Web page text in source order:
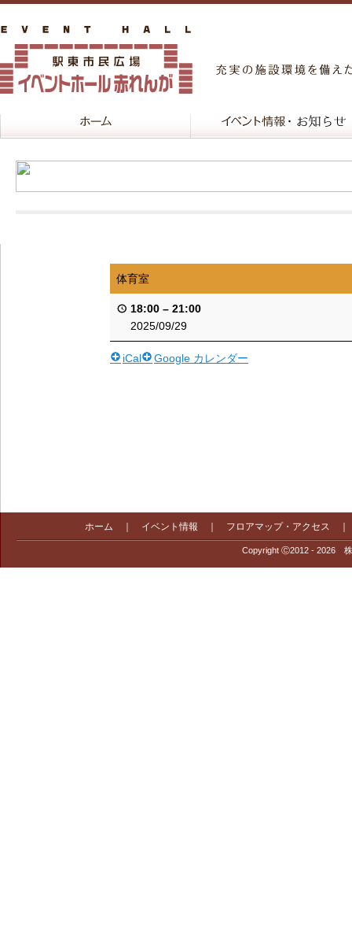
体育室
18:00 – 21:00
2025/09/29
iCal Google カレンダー
ホーム イベント情報 フロアマップ・アクセス
Copyright Ⓒ2012 - 2026 株